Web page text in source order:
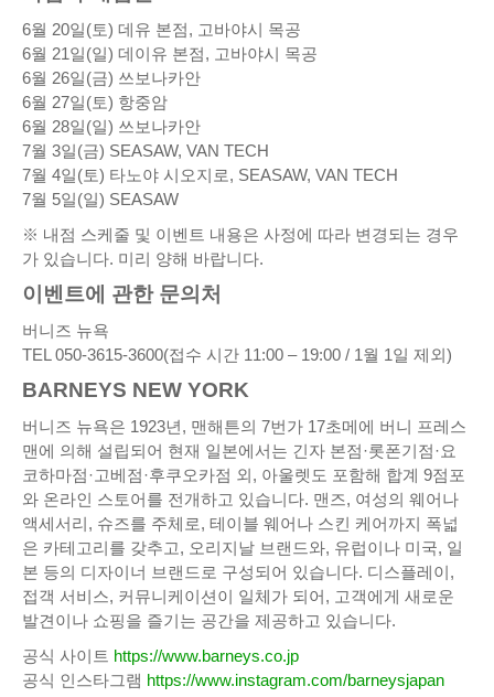
6월 20일(토) 데유 본점, 고바야시 목공
6월 21일(일) 데이유 본점, 고바야시 목공
6월 26일(금) 쓰보나카안
6월 27일(토) 항중암
6월 28일(일) 쓰보나카안
7월 3일(금) SEASAW, VAN TECH
7월 4일(토) 타노야 시오지로, SEASAW, VAN TECH
7월 5일(일) SEASAW
※ 내점 스케줄 및 이벤트 내용은 사정에 따라 변경되는 경우
가 있습니다. 미리 양해 바랍니다.
이벤트에 관한 문의처
버니즈 뉴욕
TEL 050-3615-3600(접수 시간 11:00 – 19:00 / 1월 1일 제외)
BARNEYS NEW YORK
버니즈 뉴욕은 1923년, 맨해튼의 7번가 17초메에 버니 프레스
맨에 의해 설립되어 현재 일본에서는 긴자 본점·롯폰기점·요
코하마점·고베점·후쿠오카점 외, 아울렛도 포함해 합계 9점포
와 온라인 스토어를 전개하고 있습니다. 맨즈, 여성의 웨어나
액세서리, 슈즈를 주체로, 테이블 웨어나 스킨 케어까지 폭넓
은 카테고리를 갖추고, 오리지날 브랜드와, 유럽이나 미국, 일
본 등의 디자이너 브랜드로 구성되어 있습니다. 디스플레이,
접객 서비스, 커뮤니케이션이 일체가 되어, 고객에게 새로운
발견이나 쇼핑을 즐기는 공간을 제공하고 있습니다.
공식 사이트 https://www.barneys.co.jp
공식 인스타그램 https://www.instagram.com/barneysjapan